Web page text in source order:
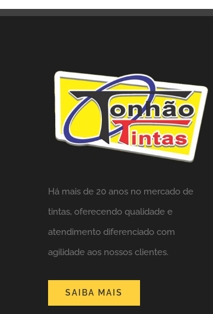
Há mais de 20 anos no mercado de
tintas, oferecendo qualidade e
atendimento diferenciado com
agilidade aos nossos clientes.
SAIBA MAIS